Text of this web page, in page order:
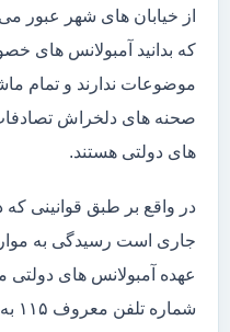
از خیابان های شهر عبور
که بدانید آمبولانس های
موضوعات ندارند و تمام
صحنه های دلخراش
های دولتی هستند.
در واقع بر طبق قوانینی
جاری است رسیدگی به
عهده آمبولانس های دولتی